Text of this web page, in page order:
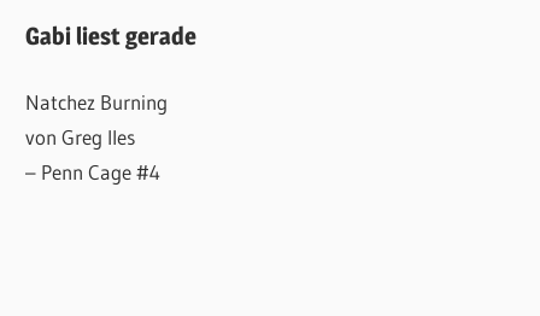
Gabi liest gerade
Natchez Burning
von Greg Iles
– Penn Cage #4